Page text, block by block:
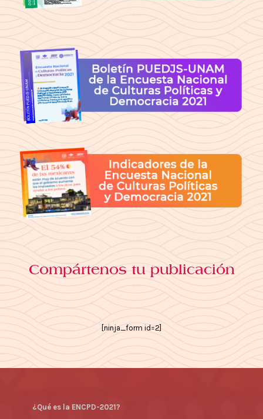
Compártenos tu publicación
[ninja_form id=2]
¿Qué es la ENCPD-2021?